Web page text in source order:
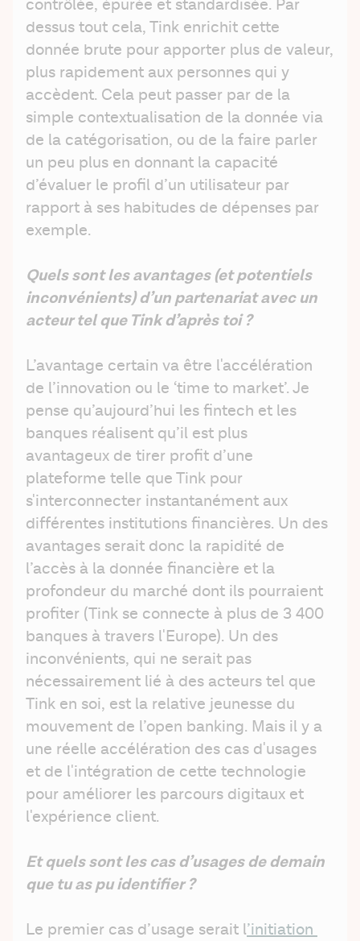
contrôlée, épurée et standardisée. Par
dessus tout cela, Tink enrichit cette
donnée brute pour apporter plus de valeur,
plus rapidement aux personnes qui y
accèdent. Cela peut passer par de la
simple contextualisation de la donnée via
de la catégorisation, ou de la faire parler
un peu plus en donnant la capacité
d’évaluer le profil d’un utilisateur par
rapport à ses habitudes de dépenses par
exemple.
Quels sont les avantages (et potentiels
inconvénients) d’un partenariat avec un
acteur tel que Tink d’après toi ?
L’avantage certain va être l'accélération
de l’innovation ou le ‘time to market’. Je
pense qu’aujourd’hui les fintech et les
banques réalisent qu’il est plus
avantageux de tirer profit d’une
plateforme telle que Tink pour
s'interconnecter instantanément aux
différentes institutions financières. Un des
avantages serait donc la rapidité de
l’accès à la donnée financière et la
profondeur du marché dont ils pourraient
profiter (Tink se connecte à plus de 3 400
banques à travers l'Europe). Un des
inconvénients, qui ne serait pas
nécessairement lié à des acteurs tel que
Tink en soi, est la relative jeunesse du
mouvement de l’open banking. Mais il y a
une réelle accélération des cas d'usages
et de l'intégration de cette technologie
pour améliorer les parcours digitaux et
l'expérience client.
Et quels sont les cas d’usages de demain
que tu as pu identifier ?
Le premier cas d’usage serait l’initiation